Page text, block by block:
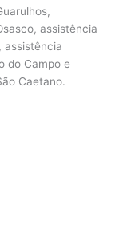
assistência
assistência
do Campo e
Caetano.